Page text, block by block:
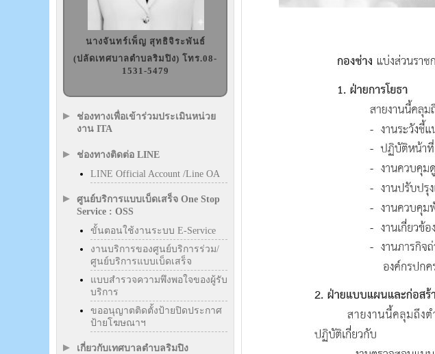
นางจันทร์เพ็ญ สุทธิจิระพันธ์
(ปลัดเทศบาลตำบลริมปิง) โทร.08-
1531-5479
ช่องทางเพื่อเข้าร่วมประเมินหน่วย
งาน ITA
ช่องทางติดต่อ LINE
LINE Official Account /Line OA
ศูนย์บริการแบบเบ็ดเสร็จ One Stop
Service : OSS
ขั้นตอนใช้งานระบบ E-Service
งานบริการของศูนย์บริการร่วม/
ศูนย์บริการแบบเบ็ดเสร็จ
แบบสำรวจความพึงพอใจของผู้รับ
บริการ
ขออนุญาตติดตั้งป้ายปิดประกาศ
ป้ายโฆษณาฯ
เกี่ยวกับเทศบาลตำบลริมปิง